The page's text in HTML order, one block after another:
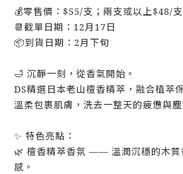
💰零售價：$55/支；兩支或以上$48/支
📆截單日期：12月17日
📦到貨日期：2月下旬
🛁 沉靜一刻，從香氣開始。
DS精選日本老山檀香精萃，融合植萃
溫柔包裹肌膚，洗去一整天的疲憊與塵
✨ 特色亮點：
🌿 檀香精萃香氛 —— 溫潤沉穩的木質
感。